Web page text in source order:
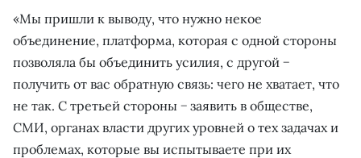
«Мы пришли к выводу, что нужно некое
объединение, платформа, которая с одной стороны
позволяла бы объединить усилия, с другой −
получить от вас обратную связь: чего не хватает, что
не так. С третьей стороны − заявить в обществе,
СМИ, органах власти других уровней о тех задачах и
проблемах, которые вы испытываете при их